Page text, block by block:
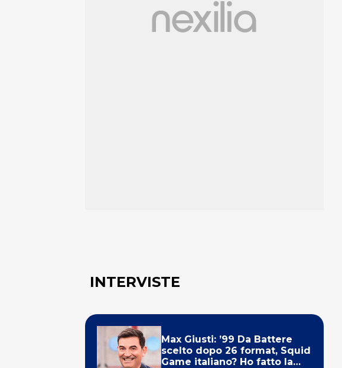
INTERVISTE
Max Giusti: ’99 Da Battere
scelto dopo 26 format, Squid
Game italiano? Ho fatto la